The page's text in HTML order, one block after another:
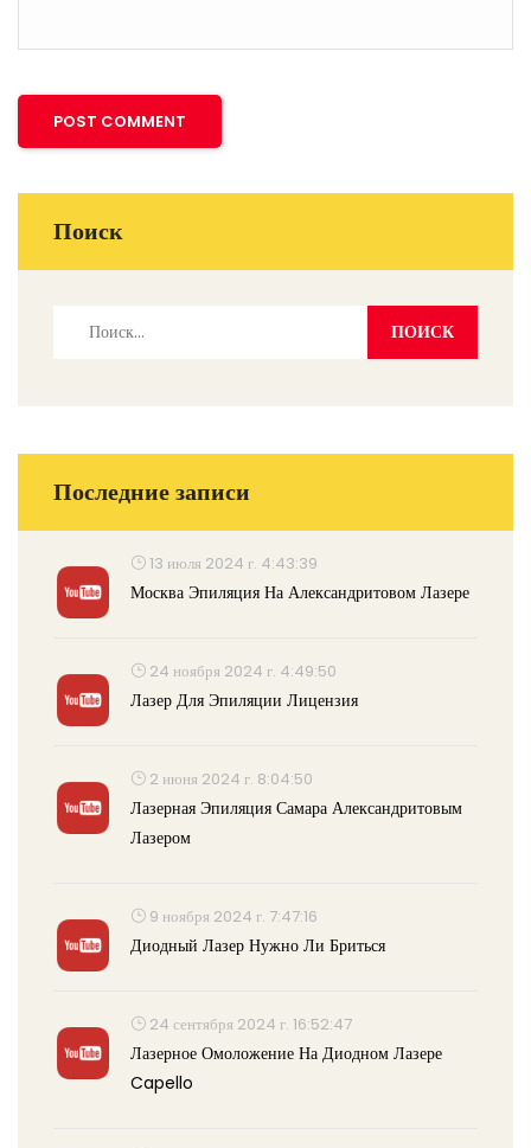
Поиск
Последние записи
13 июля 2024 г. 4:43:39
Москва Эпиляция На Александритовом Лазере
24 ноября 2024 г. 4:49:50
Лазер Для Эпиляции Лицензия
2 июня 2024 г. 8:04:50
Лазерная Эпиляция Самара Александритовым
Лазером
9 ноября 2024 г. 7:47:16
Диодный Лазер Нужно Ли Бриться
24 сентября 2024 г. 16:52:47
Лазерное Омоложение На Диодном Лазере
Capello